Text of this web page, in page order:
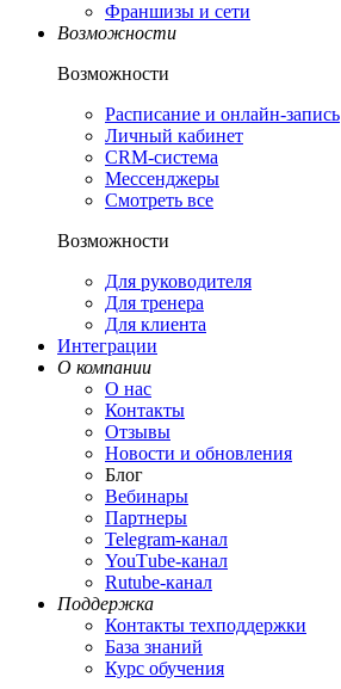
Франшизы и сети
Возможности
Возможности
Расписание и онлайн-запись
Личный кабинет
CRM-система
Мессенджеры
Смотреть все
Возможности
Для руководителя
Для тренера
Для клиента
Интеграции
О компании
О нас
Контакты
Отзывы
Новости и обновления
Блог
Вебинары
Партнеры
Теlegram-канал
YouТube-канал
Rutube-канал
Поддержка
Контакты техподдержки
База знаний
Курс обучения